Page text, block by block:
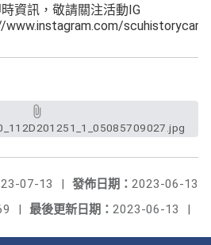
資訊，敬請關注活動IG
發佈日期： 2023-06-13
07-13
|
最後更新日期： 2023-06-13 |
|